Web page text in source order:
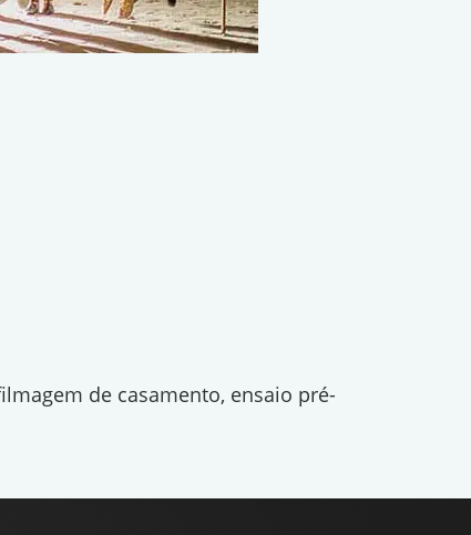
de casamento, ensaio pré-